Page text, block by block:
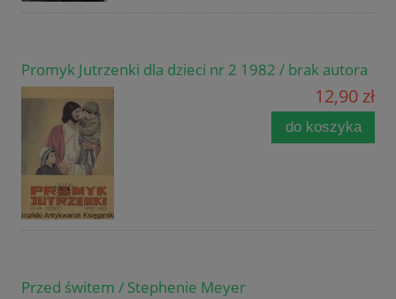
Promyk Jutrzenki dla dzieci nr 2 1982 / brak autora
12,90 zł
do koszyka
Przed świtem / Stephenie Meyer